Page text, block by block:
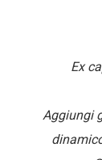
Ex
Aggiungi